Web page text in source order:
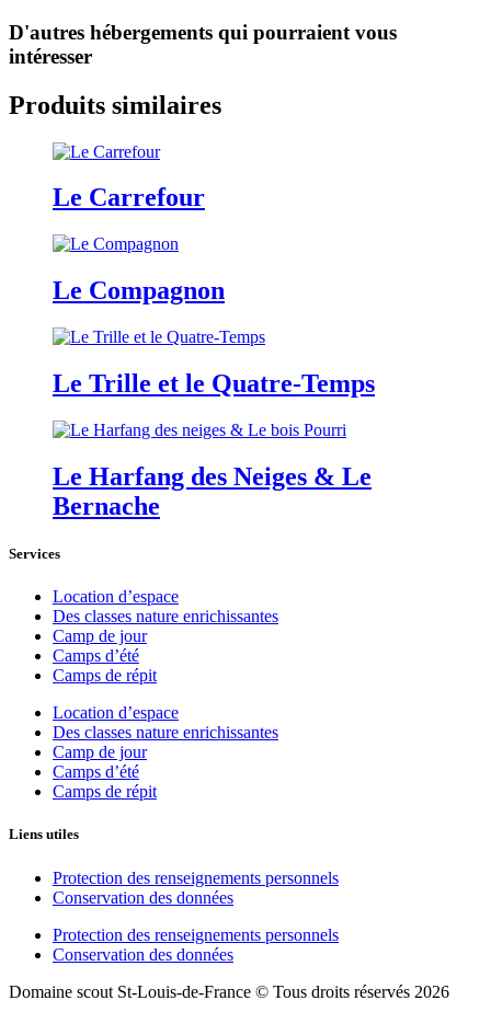
D'autres hébergements qui pourraient vous
intéresser
Produits similaires
Le Carrefour
Le Compagnon
Le Trille et le Quatre-Temps
Le Harfang des Neiges & Le
Bernache
Services
Location d’espace
Des classes nature enrichissantes
Camp de jour
Camps d’été
Camps de répit
Location d’espace
Des classes nature enrichissantes
Camp de jour
Camps d’été
Camps de répit
Liens utiles
Protection des renseignements personnels
Conservation des données
Protection des renseignements personnels
Conservation des données
Domaine scout St-Louis-de-France © Tous droits réservés 2026